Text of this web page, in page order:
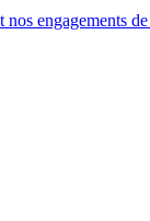
engagements